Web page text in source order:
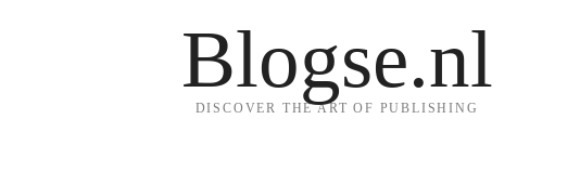
Blogse.nl
DISCOVER THE ART OF PUBLISHING